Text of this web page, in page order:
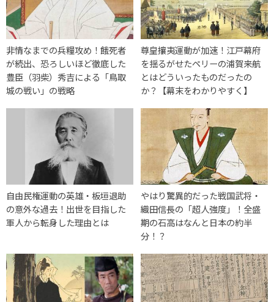
非情なまでの兵糧攻め！餓死者
が続出、恐ろしいほど徹底した
豊臣（羽柴）秀吉による「鳥取
城の戦い」の戦略
尊皇攘夷運動が加速！江戸幕府
を揺るがせたペリーの浦賀来航
とはどういったものだったの
か？【幕末をわかりやすく】
自由民権運動の英雄・板垣退助
の意外な過去！出世を目指した
軍人から転身した理由とは
やはり驚異的だった戦国武将・
織田信長の「超人強度」！全盛
期の石高はなんと日本の約半
分！？